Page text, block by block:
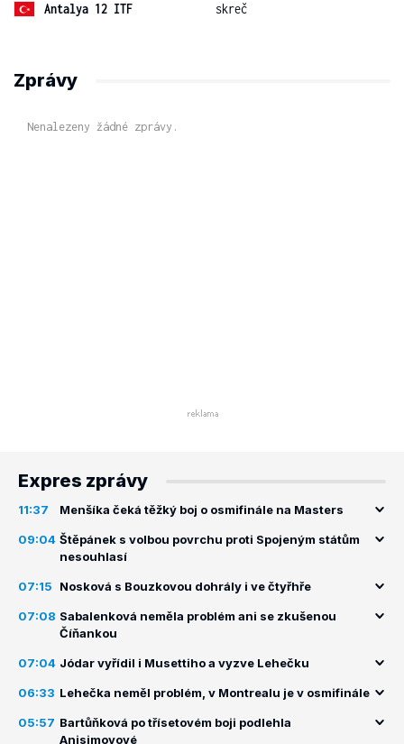
Antalya 12 ITF
skreč
Zprávy
Nenalezeny žádné zprávy.
Expres zprávy
11:37 Menšíka čeká těžký boj o osmifinále na Masters
09:04 Štěpánek s volbou povrchu proti Spojeným státům
nesouhlasí
07:15 Nosková s Bouzkovou dohrály i ve čtyřhře
07:08 Sabalenková neměla problém ani se zkušenou
Číňankou
07:04 Jódar vyřídil i Musettiho a vyzve Lehečku
06:33 Lehečka neměl problém, v Montrealu je v osmifinále
05:57 Bartůňková po třísetovém boji podlehla
Anisimovové